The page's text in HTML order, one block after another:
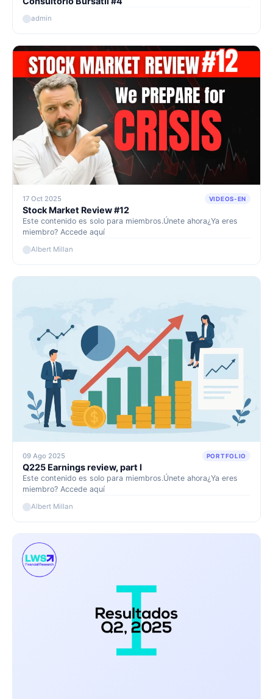
admin
17 Oct 2025 VIDEOS-EN
Stock Market Review #12
Este contenido es solo para miembros.Únete ahora¿Ya eres
miembro? Accede aquí
Albert Millan
09 Ago 2025 PORTFOLIO
Q225 Earnings review, part I
Este contenido es solo para miembros.Únete ahora¿Ya eres
miembro? Accede aquí
Albert Millan